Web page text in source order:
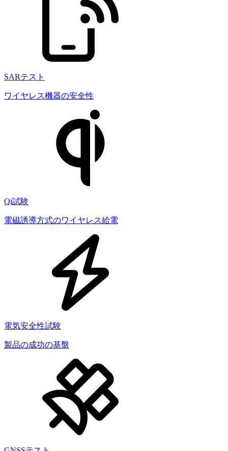
SARテスト
ワイヤレス機器の安全性
Qi試験
電磁誘導方式のワイヤレス給電
電気安全性試験
製品の成功の基盤